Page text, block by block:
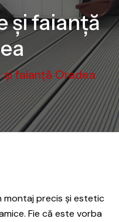
și faianță
faianță Oradea
montaj precis și estetic
Fie că este vorba